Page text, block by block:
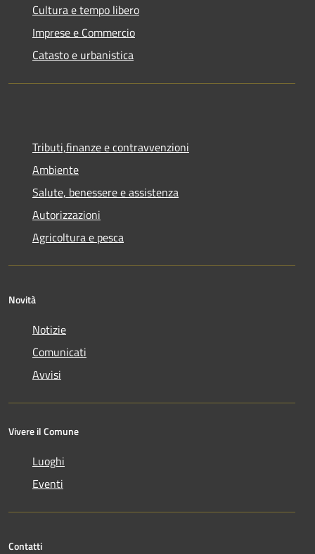
Cultura e tempo libero
Imprese e Commercio
Catasto e urbanistica
Tributi,finanze e contravvenzioni
Ambiente
Salute, benessere e assistenza
Autorizzazioni
Agricoltura e pesca
Novità
Notizie
Comunicati
Avvisi
Vivere il Comune
Luoghi
Eventi
Contatti